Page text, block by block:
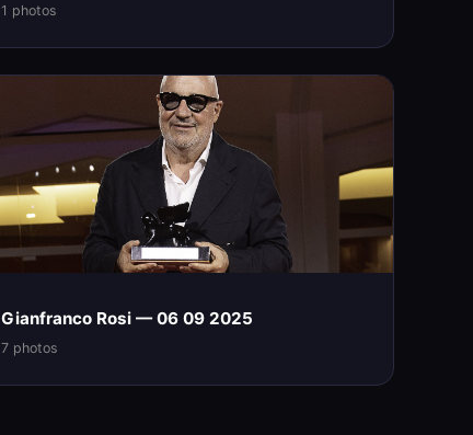
1 photos
Gianfranco Rosi — 06 09 2025
7 photos